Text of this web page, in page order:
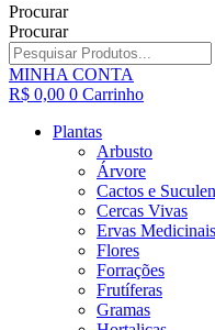
Procurar
Procurar
MINHA CONTA
R$ 0,00 0 Carrinho
Plantas
Arbusto
Árvore
Cactos e
Cercas Vivas
Ervas Medicinais
Flores
Forrações
Frutíferas
Gramas